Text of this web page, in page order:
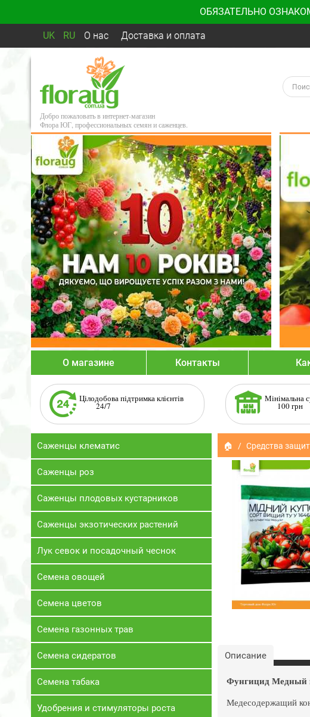
ОБЯЗАТЕЛЬНО
UK RU О нас Доставка и оплата
Добро пожаловать в интернет-магазин
Флора ЮГ, профессиональных семян и саженцев.
О магазине Контакты
Цілодобова підтримка клієнтів
24/7 100 грн
Саженцы клематис
Саженцы роз
Саженцы плодовых кустарников
Саженцы экзотических растений
Лук севок и посадочный чеснок
Семена овощей
Семена цветов
Семена газонных трав
Семена сидератов
Семена табака
Удобрения и стимуляторы роста
🏠 Средства
Описание
Фунгицид Медный
Медесодержащий